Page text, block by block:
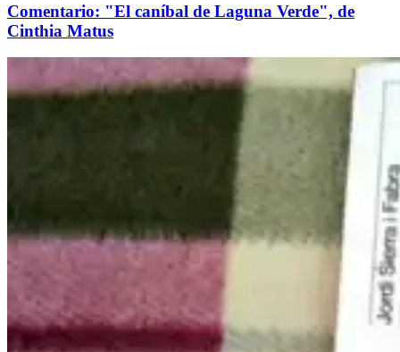
Comentario: "El caníbal de Laguna Verde", de
Cinthia Matus